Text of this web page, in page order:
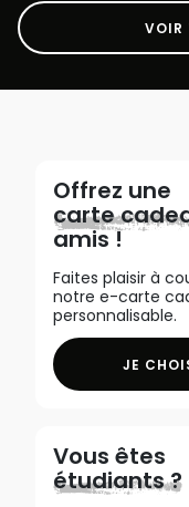
VOIR
Offrez une
carte
amis !
Faites plaisir à
notre e-carte
personnalisable.
JE
Vous êtes
étudiants ?